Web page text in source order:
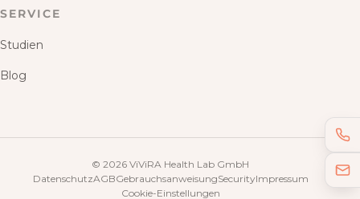
SERVICE
Studien
Blog
© 2026 ViViRA Health Lab GmbH
DatenschutzAGBGebrauchsanweisungSecurityImpressum
Cookie-Einstellungen